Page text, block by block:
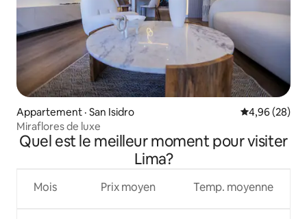
Appartement · San Isidro Note
4,96 (28)
Miraflores de luxe
Quel est le meilleur moment pour visiter
Lima?
Mois Prix moyen Temp. moyenne